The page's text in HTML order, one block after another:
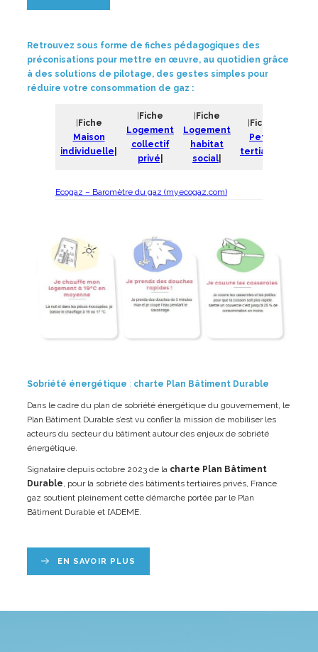
Retrouvez sous forme de fiches pédagogiques des
préconisations pour mettre en œuvre, au quotidien grâce
à des solutions de pilotage, des gestes simples pour
réduire votre consommation de gaz :
|Fiche
Maison
individuelle
|Fiche
Logement
collectif
privé
|Fiche
Logement
habitat
social
|Fiche
Petit
tertiaire
Ecogaz – Baromètre du gaz (myecogaz.com)
Sobriété énergétique : charte Plan Bâtiment Durable
Dans le cadre du plan de sobriété énergétique du gouvernement, le
Plan Bâtiment Durable s’est vu confier la mission de mobiliser les
acteurs du secteur du bâtiment autour des enjeux de sobriété
énergétique.
Signataire depuis octobre 2023 de la charte Plan Bâtiment
Durable , pour la sobriété des bâtiments tertiaires privés, France
gaz soutient pleinement cette démarche portée par le Plan
Bâtiment Durable et l’ADEME.
EN SAVOIR PLUS